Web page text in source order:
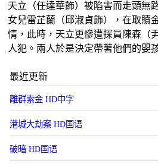
天立（任達華飾）被陷害而走頭無
女兒雷芷蘭（邱淑貞飾），在取贖
情，此時，天立更慘遭探員陳森（
人犯。兩人於是決定帶著他們的嬰
最近更新
離群索金 HD中字
港城大劫案 HD国语
破暗 HD国语